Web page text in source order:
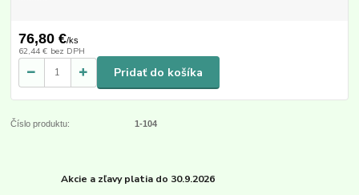
76,80 €/ks
62,44 € bez DPH
Pridať do košíka
Číslo produktu: 1-104
Akcie a zľavy platia do 30.9.2026